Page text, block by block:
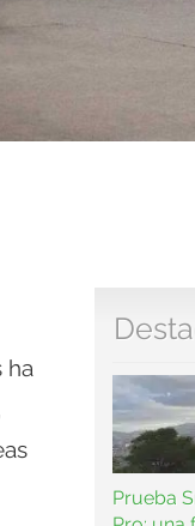
ha
Prueba